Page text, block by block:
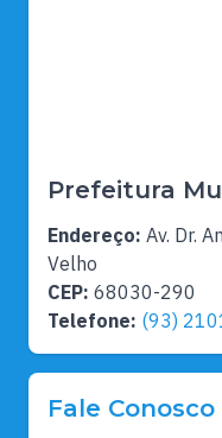
Prefeitura
Endereço: Av. Dr.
Velho
CEP: 68030-290
Telefone: (93)
Fale Conosco